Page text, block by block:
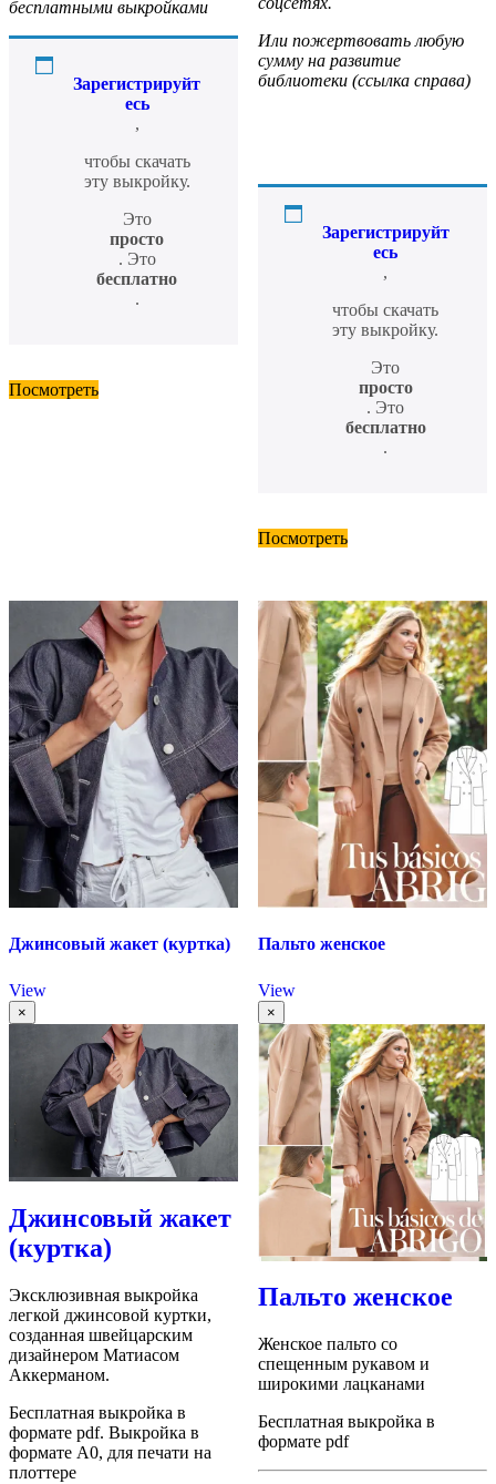
бесплатными выкройками
Зарегистрируйт
есь
,
чтобы скачать
эту выкройку.
Это
просто
. Это
бесплатно
.
Посмотреть
Или пожертвовать любую
сумму на развитие
библиотеки (ссылка справа)
Зарегистрируйт
есь
,
чтобы скачать
эту выкройку.
Это
просто
. Это
бесплатно
.
Посмотреть
Джинсовый жакет (куртка)
View
×
Джинсовый жакет
(куртка)
Эксклюзивная выкройка
легкой джинсовой куртки,
созданная швейцарским
дизайнером Матиасом
Аккерманом.
Бесплатная выкройка в
формате pdf. Выкройка в
формате А0, для печати на
плоттере
Пальто женское
View
×
Пальто женское
Женское пальто со
спещенным рукавом и
широкими лацканами
Бесплатная выкройка в
формате pdf